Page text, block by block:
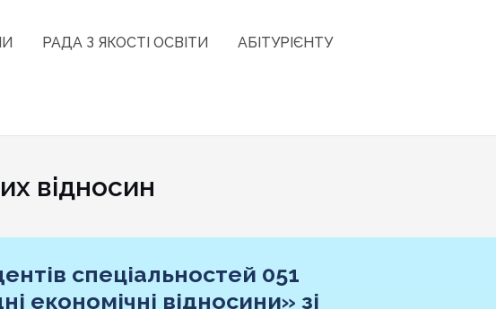
РАДА З ЯКОСТІ ОСВІТИ АБІТУРІЄНТУ
відносин
спеціальностей 051
економічні відносини» зі